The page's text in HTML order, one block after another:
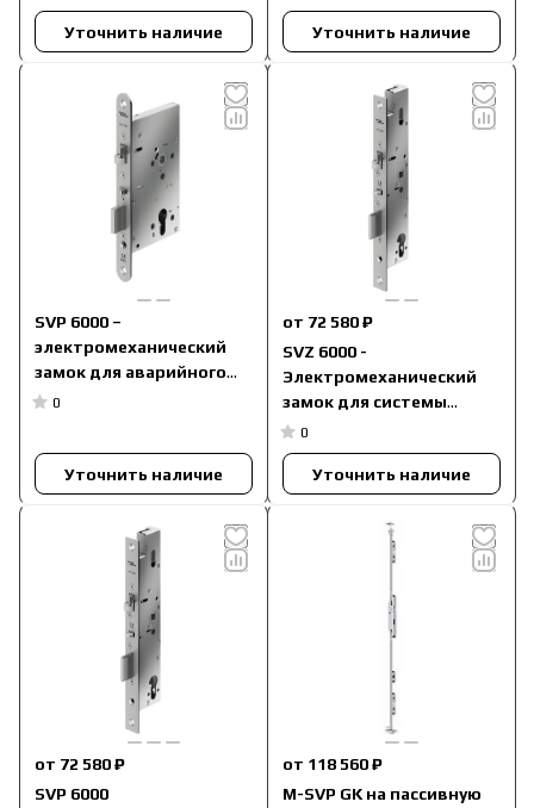
Уточнить наличие Уточнить наличие
SVP 6000 –
электромеханический
замок для аварийного
выхода с
0
Уточнить наличие
от 72 580 ₽
SVZ 6000 -
Электромеханический
замок для системы
контроля доступа с
автозапиранием
0
Уточнить наличие
от 72 580 ₽
SVP 6000
от 118 560 ₽
M-SVP GK на пассивную